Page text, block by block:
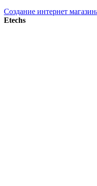
Создание интернет
Etechs